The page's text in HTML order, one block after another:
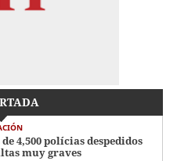
de 4,500 polícias despedidos
muy graves